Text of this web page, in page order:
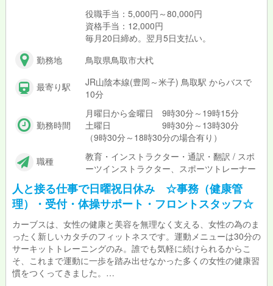
役職手当：5,000円～80,000円
資格手当：12,000円
毎月20日締め。翌月5日支払い。
勤務地
鳥取県鳥取市大杙
最寄り駅
JR山陰本線(豊岡～米子) 鳥取駅 からバスで
10分
勤務時間
月曜日から金曜日 9時30分～19時15分
土曜日 9時30分～13時30分
（9時30分～18時30分の場合有り）
職種
教育・インストラクター・通訳・翻訳 / スポ
ーツインストラクター、スポーツトレーナー
人と接る仕事で日曜祝日休み ☆事務（健康管
理）・受付・体操サポート・フロントスタッフ☆
カーブスは、女性の健康と美容を無理なく支える、女性の為のま
ったく新しいカタチのフィットネスです。運動メニューは30分の
サーキットトレーニングのみ。誰でも気軽に続けられるからこ
そ、これまで運動に一歩を踏み出せなかった多くの女性の健康習
慣をつくってきました。